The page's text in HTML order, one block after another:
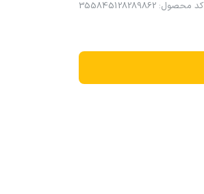
کد محصول:
355845128289862